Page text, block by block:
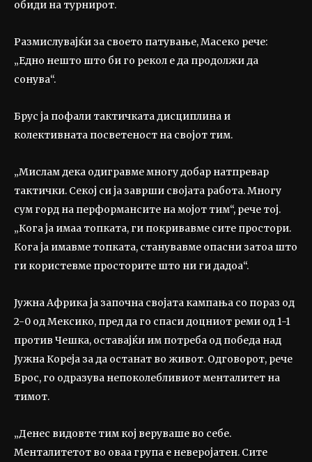
обиди на турнирот.
Размислувајќи за своето патување, Масеко рече:
„Едно нешто што би го рекол е да продолжи да
сонува“.
Брус ја пофали тактичката дисциплина и
колективната посветеност на својот тим.
„Мислам дека одигравме многу добар натпревар
тактички. Секој си ја заврши својата работа. Многу
сум горд на перформансите на мојот тим“, рече тој.
„Кога ја имаа топката, ги покривавме сите простори.
Кога ја имавме топката, станувавме опасни затоа што
ги користевме просторите што ни ги дадоа“.
Јужна Африка ја започна својата кампања со пораз од
2-0 од Мексико, пред да го спаси доцниот реми од 1-1
против Чешка, оставајќи им потреба од победа над
Јужна Кореја за да останат во живот. Одговорот, рече
Брос, го одразува непоколебливиот менталитет на
тимот.
„Денес видовте тим кој веруваше во себе.
Менталитетот во оваа група е неверојатен. Сите